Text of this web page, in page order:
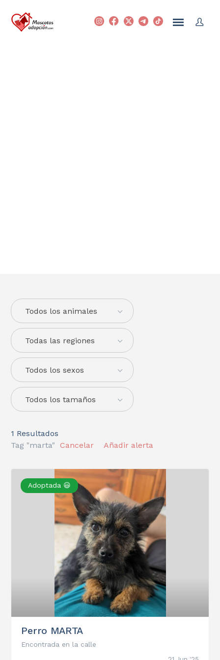
Todas las regiones
Todos los animales
Todos los sexos
Todos los tamaños
1 Resultados
Tag "marta"
Cancelar Añadir alerta
Adoptada 😃
Perro MARTA
Encontrada en la calle